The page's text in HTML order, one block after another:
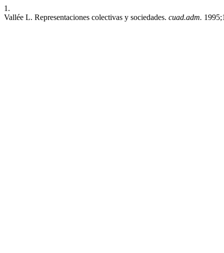
1.
Vallée L. Representaciones colectivas y sociedades. cuad.adm.